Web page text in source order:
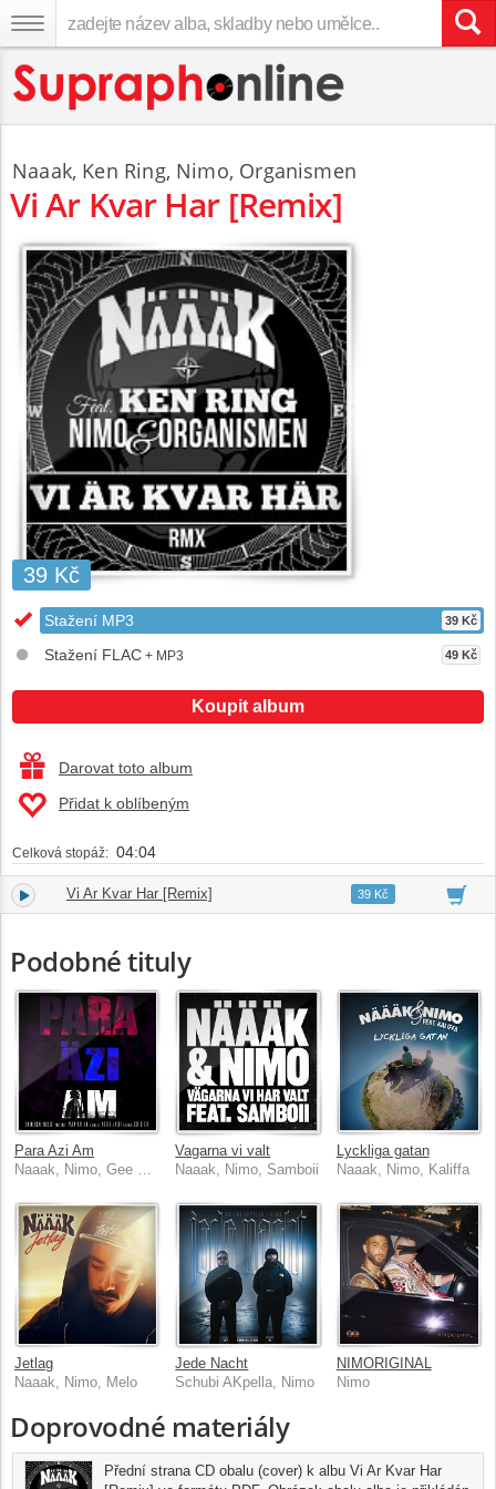
Naaak, Ken Ring, Nimo, Organismen
Vi Ar Kvar Har [Remix]
39 Kč
Stažení MP3 39 Kč
Stažení FLAC + MP3 49 Kč
Koupit album
Darovat toto album
Přidat k oblíbeným
Celková stopáž: 04:04
1. Vi Ar Kvar Har [Remix] 04:0439 Kč
Podobné tituly
Para Azi Am
Vagarna vi valt
Naaak, Nimo, Samboii
Lyckliga gatan
Naaak, Nimo, Kaliffa
Jetlag
Naaak, Nimo, Melo
Jede Nacht
Schubi AKpella, Nimo
NIMORIGINAL
Nimo
Doprovodné materiály
Přední strana CD obalu (cover) k albu Vi Ar Kvar Har